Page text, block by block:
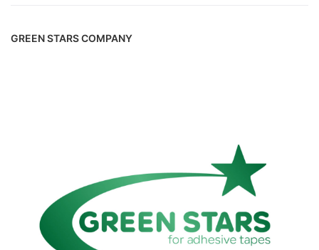
GREEN STARS COMPANY